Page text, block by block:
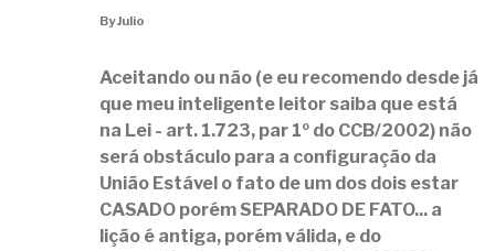
ByJulio
Aceitando ou não (e eu recomendo desde já
que meu inteligente leitor saiba que está
na Lei - art. 1.723, par 1º do CCB/2002) não
será obstáculo para a configuração da
União Estável o fato de um dos dois estar
CASADO porém SEPARADO DE FATO... a
lição é antiga, porém válida, e do